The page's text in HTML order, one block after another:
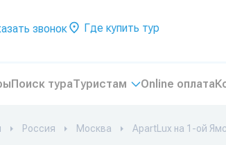
звонок Где купить тур
Поиск тураТуристам Online оплата
Россия Москва ApartLux на 1-ой